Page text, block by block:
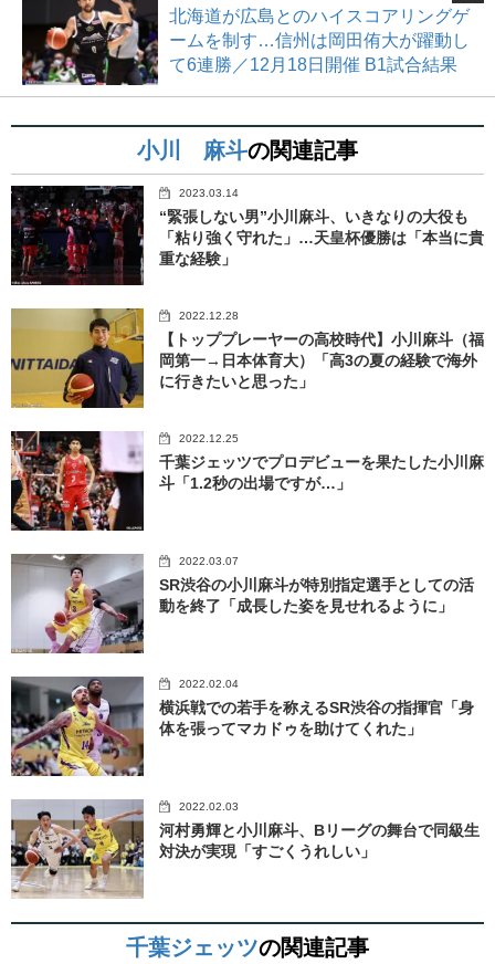
北海道が広島とのハイスコアリングゲ
ームを制す…信州は岡田侑大が躍動し
て6連勝／12月18日開催 B1試合結果
小川 麻斗の関連記事
2023.03.14
“緊張しない男”小川麻斗、いきなりの大役も
「粘り強く守れた」…天皇杯優勝は「本当に貴
重な経験」
2022.12.28
【トッププレーヤーの高校時代】小川麻斗（福
岡第一→日本体育大）「高3の夏の経験で海外
に行きたいと思った」
2022.12.25
千葉ジェッツでプロデビューを果たした小川麻
斗「1.2秒の出場ですが…」
2022.03.07
SR渋谷の小川麻斗が特別指定選手としての活
動を終了「成長した姿を見せれるように」
2022.02.04
横浜戦での若手を称えるSR渋谷の指揮官「身
体を張ってマカドゥを助けてくれた」
2022.02.03
河村勇輝と小川麻斗、Bリーグの舞台で同級生
対決が実現「すごくうれしい」
千葉ジェッツの関連記事